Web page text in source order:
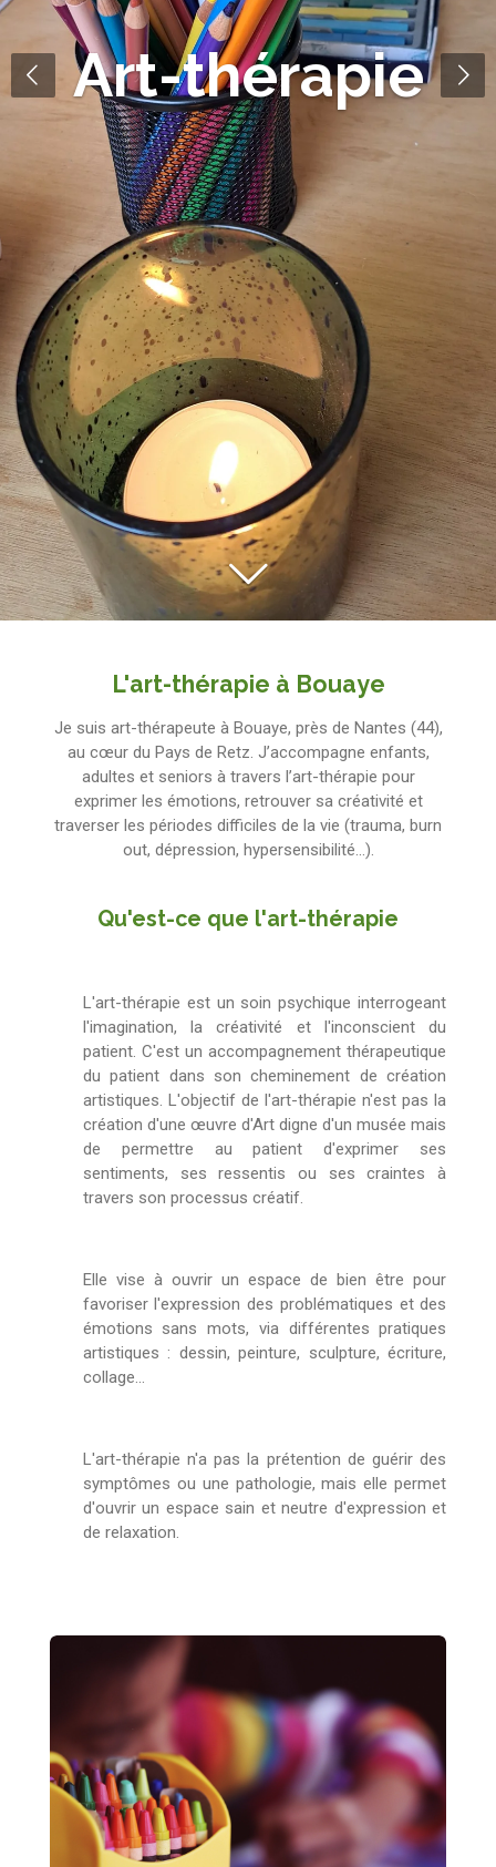
Art-thérapie
L'art-thérapie à Bouaye
Je suis art-thérapeute à Bouaye, près de Nantes (44),
au cœur du Pays de Retz. J’accompagne enfants,
adultes et seniors à travers l’art-thérapie pour
exprimer les émotions, retrouver sa créativité et
traverser les périodes difficiles de la vie (trauma, burn
out, dépression, hypersensibilité...).
Qu'est-ce que l'art-thérapie
L'art-thérapie est un soin psychique interrogeant
l'imagination, la créativité et l'inconscient du
patient. C'est un accompagnement thérapeutique
du patient dans son cheminement de création
artistiques. L'objectif de l'art-thérapie n'est pas la
création d'une œuvre d'Art digne d'un musée mais
de permettre au patient d'exprimer ses
sentiments, ses ressentis ou ses craintes à
travers son processus créatif.
Elle vise à ouvrir un espace de bien être pour
favoriser l'expression des problématiques et des
émotions sans mots, via différentes pratiques
artistiques : dessin, peinture, sculpture, écriture,
collage...
L'art-thérapie n'a pas la prétention de guérir des
symptômes ou une pathologie, mais elle permet
d'ouvrir un espace sain et neutre d'expression et
de relaxation.